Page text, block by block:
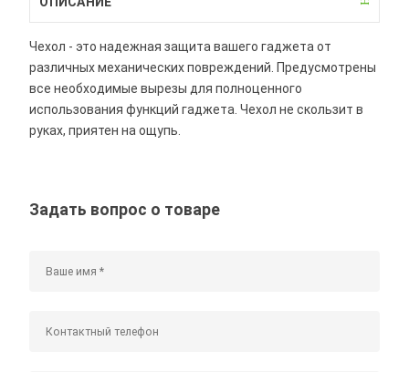
Чехол - это надежная защита вашего гаджета от
различных механических повреждений. Предусмотрены
все необходимые вырезы для полноценного
использования функций гаджета. Чехол не скользит в
руках, приятен на ощупь.
Задать вопрос о товаре